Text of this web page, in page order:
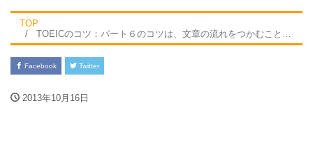
TOP
TOEICのコツ：パート６のコツは、文章の流れをつかむこと。内容の細かなところを追うのではなく、つなぎ言葉などをうまく追いながら文脈を掴んで読もう。日頃の勉強には、空欄に答えの入った部分を音読したり、他のパートを読むときに、つなぎ言葉にハイライトを入れて、文の流れを掴む言葉や決まり文句をチェックしながら読むといいですよ。TOEIC短期集中で頑張ろう！
Facebook Twitter
2013年10月16日